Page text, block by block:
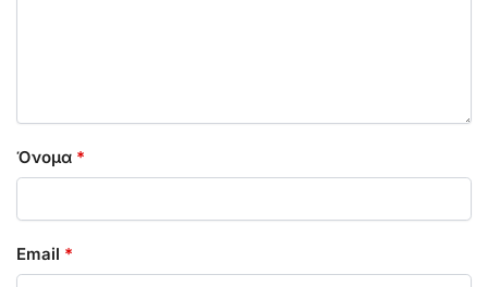
Όνομα *
Email *